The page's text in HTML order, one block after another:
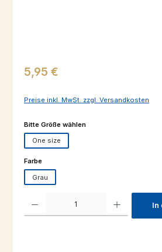
Regulärer Preis:
5,95 €
Preise inkl. MwSt. zzgl. Versandkosten
Bitte Größe wählenauswählen
One size
Farbeauswählen
Grau
In